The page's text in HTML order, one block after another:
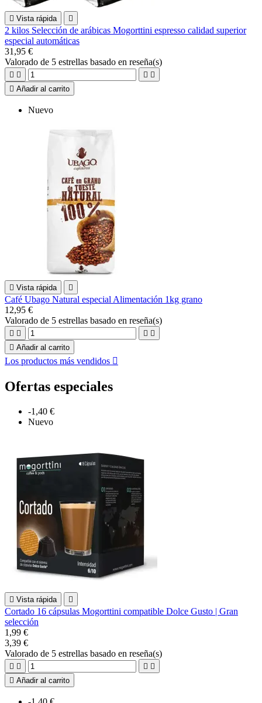
 Vista rápida 
2 kilos Selección de arábicas Mogorttini espresso calidad superior
especial automáticas
31,95 €
Valorado de 5 estrellas basado en reseña(s)
   
 Añadir al carrito
Nuevo
 Vista rápida 
Café Ubago Natural especial Alimentación 1kg grano
12,95 €
Valorado de 5 estrellas basado en reseña(s)
   
 Añadir al carrito
Los productos más vendidos 
Ofertas especiales
-1,40 €
Nuevo
 Vista rápida 
Cortado 16 cápsulas Mogorttini compatible Dolce Gusto | Gran
selección
1,99 €
3,39 €
Valorado de 5 estrellas basado en reseña(s)
   
 Añadir al carrito